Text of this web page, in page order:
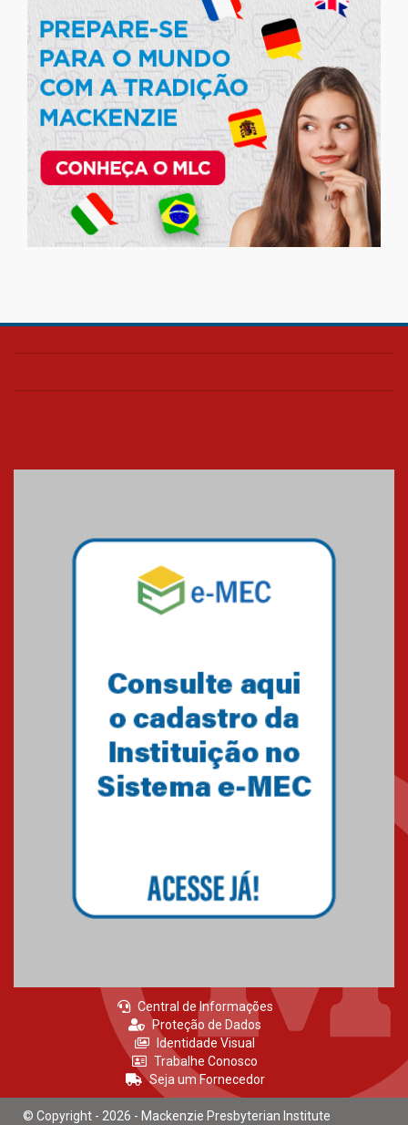
Central de Informações
Proteção de Dados
Identidade Visual
Trabalhe Conosco
Seja um Fornecedor
© Copyright - 2026 - Mackenzie Presbyterian Institute